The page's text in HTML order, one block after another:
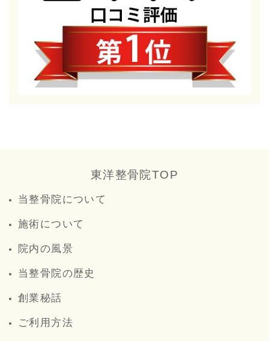
東洋整骨院TOP
当整骨院について
施術について
院内の風景
当整骨院の歴史
創業秘話
ご利用方法